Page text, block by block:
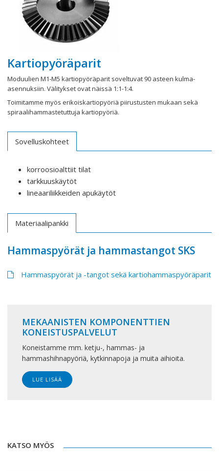
Kartiopyöräparit
Moduulien M1-M5 kartiopyöräparit soveltuvat 90 asteen kulma-
asennuksiin. Välitykset ovat näissä 1:1-1:4.
Toimitamme myös erikoiskartiopyöriä piirustusten mukaan sekä
spiraalihammastetuttuja kartiopyöriä.
Sovelluskohteet
korroosioalttiit tilat
tarkkuuskäytöt
lineaariliikkeiden apukäytöt
Materiaalipankki
Hammaspyörät ja hammastangot SKS
Hammaspyörät ja -tangot sekä kartiohammaspyöräparit
MEKAANISTEN KOMPONENTTIEN
KONEISTUSPALVELUT
Koneistamme mm. ketju-, hammas- ja
hammashihnapyöriä, kytkinnapoja ja muita aihioita.
LUE LISÄÄ
KATSO MYÖS